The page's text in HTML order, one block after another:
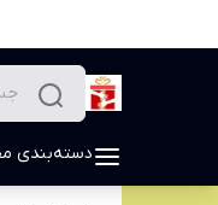
دسته‌بندی